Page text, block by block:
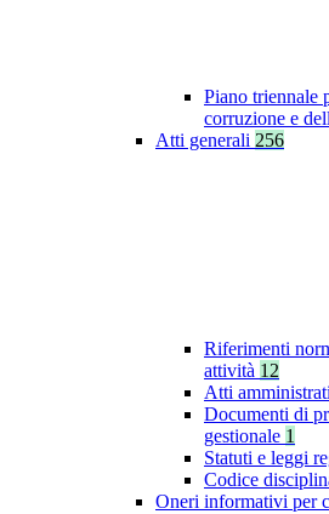
Piano triennale
corruzione e
Atti generali 256
Riferimenti
attività 12
Atti
Documenti di
gestionale 1
Statuti e leggi
Codice
Oneri informativi per